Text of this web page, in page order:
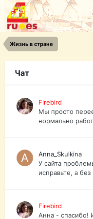
Жизнь в стране
Чат
Телеграмм
Firebird
Друзья - из
Firebird
Мы просто
нормально
Anna_Skulkina
У сайта
исправьте, а
Firebird
Анна - спасибо!